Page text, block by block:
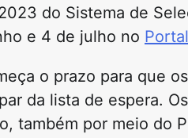
do Sistema de
e 4 de julho no
o prazo para que
da lista de espera.
também por meio do